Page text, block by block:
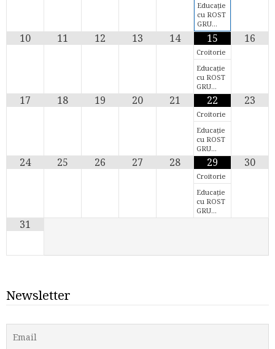
Educație
cu ROST
GRU…
10 11 12 13 14 15
Croitorie
Educație
cu ROST
GRU…
16
17 18 19 20 21 22
Croitorie
Educație
cu ROST
GRU…
23
24 25 26 27 28 29
Croitorie
Educație
cu ROST
GRU…
30
31
Newsletter